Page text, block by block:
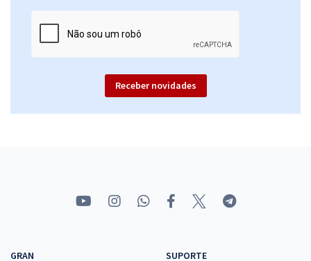
Receber novidades
GRAN
SUPORTE